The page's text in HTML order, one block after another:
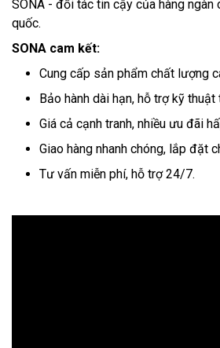
SONA - đối tác tin cậy của hàng ngàn
quốc.
SONA cam kết:
Cung cấp sản phẩm chất lượng
Bảo hành dài hạn, hỗ trợ kỹ thuật
Giá cả cạnh tranh, nhiều ưu đãi
Giao hàng nhanh chóng, lắp đặt
Tư vấn miễn phí, hỗ trợ 24/7.